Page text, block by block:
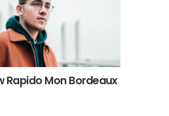
Rapido Mon Bordeaux